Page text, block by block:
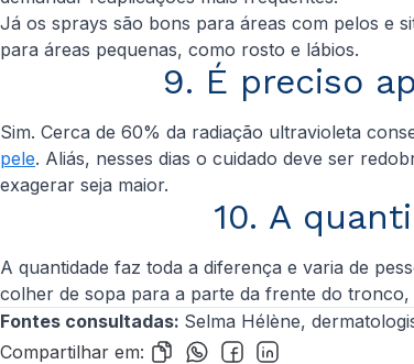
Já os sprays são bons para áreas com pelos e
para áreas pequenas, como rosto e lábios.
9. É preciso
Sim. Cerca de 60% da radiação ultravioleta
pele. Aliás, nesses dias o cuidado deve ser
exagerar seja maior.
10. A
A quantidade faz toda a diferença e varia de
colher de sopa para a parte da frente do
Fontes consultadas: Selma Hélène,
Compartilhar em: